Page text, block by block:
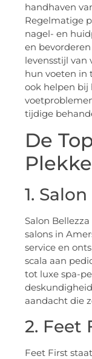
handhaven
Regelmatige
nagel- en
en
levensstijl van
hun voeten in
ook helpen bij
tijdige
De
1.
Salon
salons in
service en
scala aan
tot luxe spa-
aandacht die
2. Feet
Feet First